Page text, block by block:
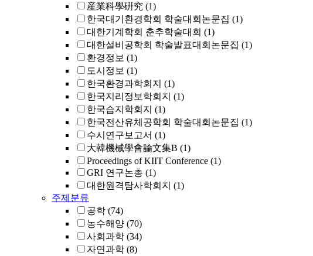
産業科學硏究 (1)
한국대기환경학회 학술대회논문집 (1)
대한기계학회 춘추학술대회 (1)
대한설비공학회 학술발표대회논문집 (1)
환경정보 (1)
도시정보 (1)
한국환경과학회지 (1)
한국지리정보학회지 (1)
한국습지학회지 (1)
한국전산유체공학회 학술대회논문집 (1)
수시연구보고서 (1)
大韓機械學會論文集B (1)
Proceedings of KIIT Conference (1)
GRI 연구논총 (1)
대한원격탐사학회지 (1)
주제분류
공학 (74)
농수해양 (70)
사회과학 (34)
자연과학 (8)